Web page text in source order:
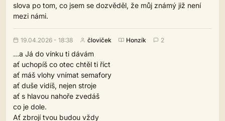
slova po tom, co jsem se dozvěděl, že můj známý již není
mezi námi.
19.04.2026 - 18:38 človiček Honzík 2
...a Já do vínku ti dávám
ať uchopíš co otec chtěl ti říct
ať máš vlohy vnímat semafory
ať duše vidíš, nejen stroje
ať s hlavou nahoře zvedáš
co je dole.
Ať zbrojí tvou budou vždy